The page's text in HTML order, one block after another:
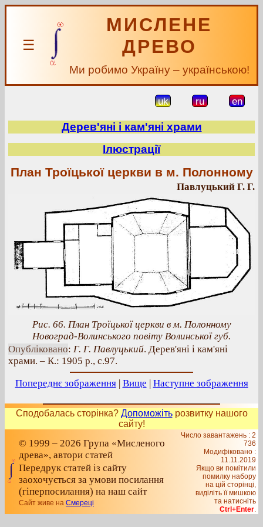
☰
МИСЛЕНЕ
ДРЕВО
Ми робимо Україну – українською!
uk ru en
Дерев'яні і кам'яні храми
Ілюстрації
План Троїцької церкви в м. Полонному
Павлуцький Г. Г.
Рис. 66. План Троїцької церкви в м. Полонному
Новоград-Волинського повіту Волинської губ.
Опубліковано: Г. Г. Павлуцький. Дерев'яні і кам'яні
храми. – К.: 1905 р., с.97.
Попереднє зображення| Вище Наступне зображення
Сподобалась сторінка? Допоможітьрозвитку нашого
сайту!
© 1999 – 2026 Група «Мисленого
древа», автори статей
Передрук статей із сайту
заохочується за умови посилання
(гіперпосилання) на наш сайт
Сайт живе на Смереці
Число завантажень : 2
736
Модифіковано :
11.11.2019
Якщо ви помітили
помилку набору
на цiй сторiнцi,
видiлiть її мишкою
та натисніть
Ctrl+Enter.